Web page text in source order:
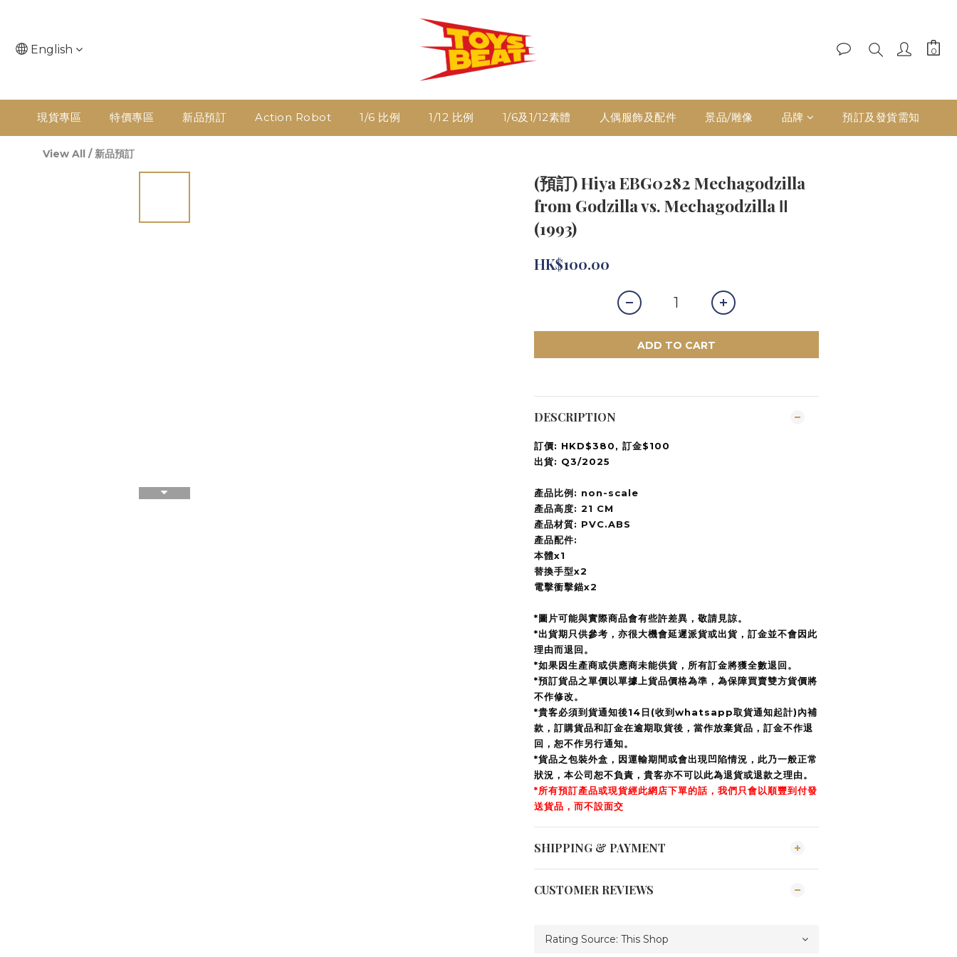
English
現貨專區 特價專區 新品預訂 Action Robot 1/6 比例 1/12 比例 1/6及1/12素體 人偶服飾及配件 景品/雕像 品牌 預訂及發貨需知
View All /新品預訂
(預訂) Hiya EBG0282 Mechagodzilla
from Godzilla vs. Mechagodzilla Ⅱ
(1993)
HK$100.00
ADD TO CART
DESCRIPTION
訂價: HKD$380, 訂金$100
出貨: Q3/2025
產品比例: non-scale
產品高度: 21 CM
產品材質: PVC.ABS
產品配件:
本體x1
替換手型x2
電擊衝擊錨x2
*圖片可能與實際商品會有些許差異，敬請見諒。
*出貨期只供參考，亦很大機會延遲派貨或出貨，訂金並不會因此
理由而退回。
*如果因生產商或供應商未能供貨，所有訂金將獲全數退回。
*預訂貨品之單價以單據上貨品價格為準，為保障買賣雙方貨價將
不作修改。
*貴客必須到貨通知後14日(收到whatsapp取貨通知起計)內補
款，訂購貨品和訂金在逾期取貨後，當作放棄貨品，訂金不作退
回，恕不作另行通知。
*貨品之包裝外盒，因運輸期間或會出現凹陷情況，此乃一般正常
狀況，本公司恕不負責，貴客亦不可以此為退貨或退款之理由。
*所有預訂產品或現貨經此網店下單的話，我們只會以順豐到付發
送貨品，而不設面交
SHIPPING & PAYMENT
CUSTOMER REVIEWS